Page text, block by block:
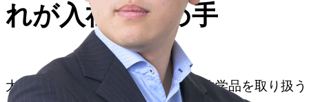
れが入社の決め手
大学で化学を専攻していたので、化学品を取り扱う